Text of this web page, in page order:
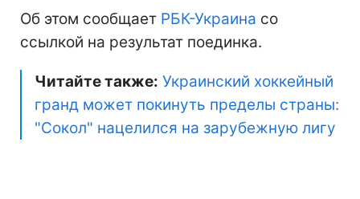
Об этом сообщает РБК-Украина со
ссылкой на результат поединка.
Читайте также: Украинский хоккейный
гранд может покинуть пределы страны:
"Сокол" нацелился на зарубежную лигу